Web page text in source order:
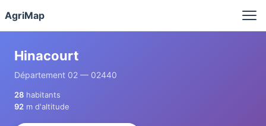
AgriMap
Hinacourt
Département 02 — 02440
28 habitants
92 m d'altitude